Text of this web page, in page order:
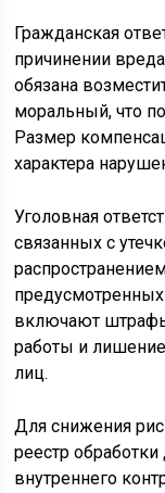
Гражданская
причинении
обязана
моральный, что
Размер
характера
Уголовная
связанных с
включают
работы и
лиц.
Для снижения
реестр
внутреннего